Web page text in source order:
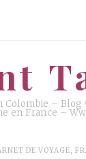
Colombie – Blog
en France –
DE VOYAGE,